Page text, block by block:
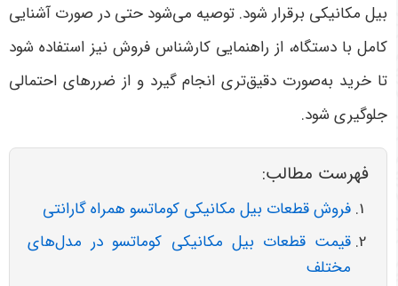
بیل مکانیکی برقرار شود. توصیه می‌شود حتی در صورت آشنایی
کامل با دستگاه، از راهنمایی کارشناس فروش نیز استفاده شود
تا خرید به‌صورت دقیق‌تری انجام گیرد و از ضررهای احتمالی
جلوگیری شود.
فهرست مطالب:
فروش قطعات بیل مکانیکی کوماتسو همراه گارانتی
قیمت قطعات بیل مکانیکی کوماتسو در مدل‌های
مختلف